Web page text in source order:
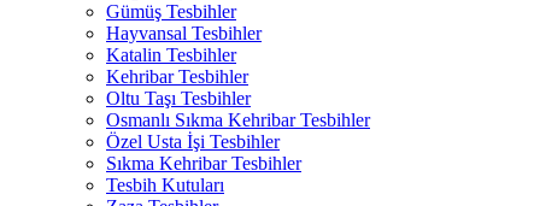
Gümüş Tesbihler
Hayvansal Tesbihler
Katalin Tesbihler
Kehribar Tesbihler
Oltu Taşı Tesbihler
Osmanlı Sıkma Kehribar Tesbihler
Özel Usta İşi Tesbihler
Sıkma Kehribar Tesbihler
Tesbih Kutuları